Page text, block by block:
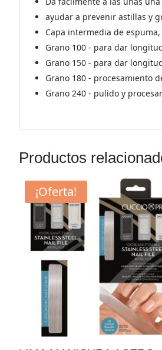
ayudar a prevenir astillas y
Capa intermedia de
Grano 100 - para dar
Grano 150 - para dar
Grano 180 - procesamiento
Grano 240 - pulido y
Productos
¡Oferta!